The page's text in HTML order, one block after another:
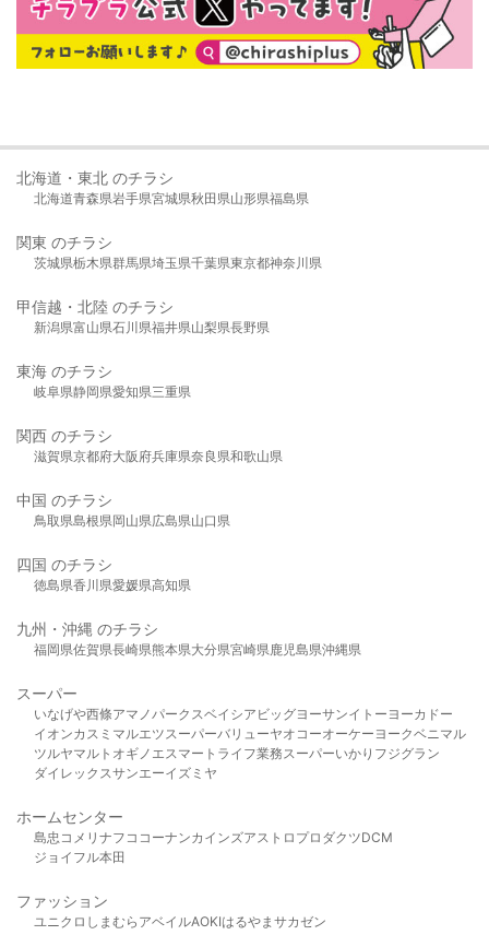
北海道・東北 のチラシ
北海道青森県岩手県宮城県秋田県山形県福島県
関東 のチラシ
茨城県栃木県群馬県埼玉県千葉県東京都神奈川県
甲信越・北陸 のチラシ
新潟県富山県石川県福井県山梨県長野県
東海 のチラシ
岐阜県静岡県愛知県三重県
関西 のチラシ
滋賀県京都府大阪府兵庫県奈良県和歌山県
中国 のチラシ
鳥取県島根県岡山県広島県山口県
四国 のチラシ
徳島県香川県愛媛県高知県
九州・沖縄 のチラシ
福岡県佐賀県長崎県熊本県大分県宮崎県鹿児島県沖縄県
スーパー
いなげや西條アマノパークスベイシア ビッグヨーサンイトーヨーカドー
イオンカスミ マルエツスーパーバリューヤオコーオーケー ヨークベニマル
ツルヤマルト オギノ エスマート ライフ業務スーパーいかり フジグラン
ダイレックスサンエーイズミヤ
ホームセンター
島忠 コメリ ナフコ コーナンカインズアストロプロダクツDCM
ジョイフル本田
ファッション
ユニクロ しまむら アベイルAOKIはるやま サカゼン